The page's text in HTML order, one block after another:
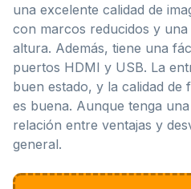
una excelente calidad de
con marcos reducidos y
altura. Además, tiene una
puertos HDMI y USB. La
buen estado, y la calidad de
es buena. Aunque tenga
relación entre ventajas y
general.